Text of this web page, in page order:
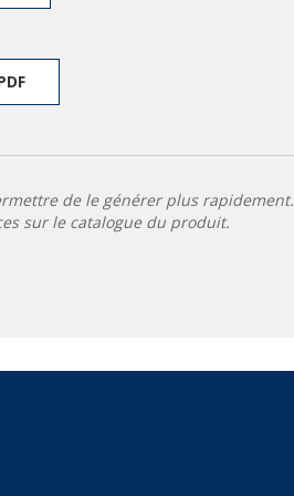
de le générer plus rapidement.
sur le catalogue du produit.